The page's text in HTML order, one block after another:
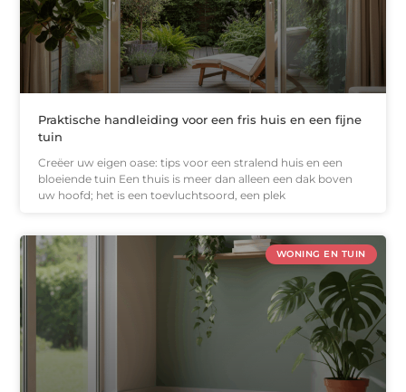
Praktische handleiding voor een fris huis en een fijne
tuin
Creëer uw eigen oase: tips voor een stralend huis en een
bloeiende tuin Een thuis is meer dan alleen een dak boven
uw hoofd; het is een toevluchtsoord, een plek
WONING EN TUIN